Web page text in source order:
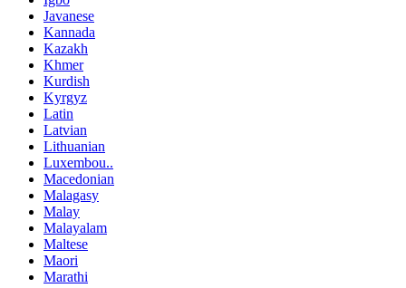
Javanese
Kannada
Kazakh
Khmer
Kurdish
Kyrgyz
Latin
Latvian
Lithuanian
Luxembou..
Macedonian
Malagasy
Malay
Malayalam
Maltese
Maori
Marathi